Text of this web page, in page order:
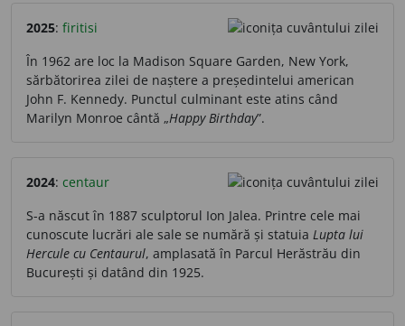
2025: firitisi
În 1962 are loc la Madison Square Garden, New York,
sărbătorirea zilei de naștere a președintelui american
John F. Kennedy. Punctul culminant este atins când
Marilyn Monroe cântă „Happy Birthday”.
2024: centaur
S-a născut în 1887 sculptorul Ion Jalea. Printre cele mai
cunoscute lucrări ale sale se numără și statuia Lupta lui
Hercule cu Centaurul, amplasată în Parcul Herăstrău din
București și datând din 1925.